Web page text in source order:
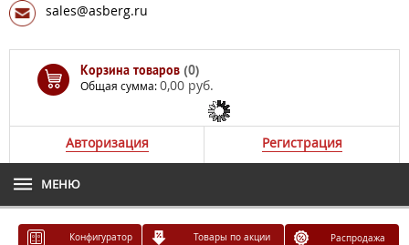
sales@asberg.ru
Корзина товаров (0)
Общая сумма:0,00 руб.
Авторизация Регистрация
МЕНЮ
Конфигуратор Товары по акции Распродажа